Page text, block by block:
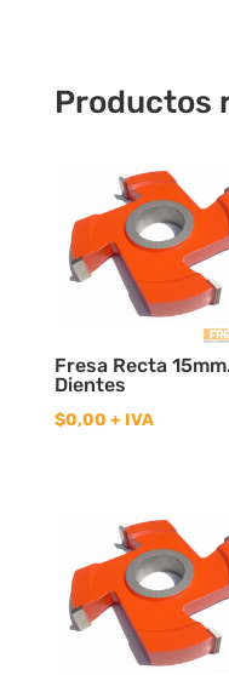
Productos
Fresa Recta
Dientes
$0,00 + IVA